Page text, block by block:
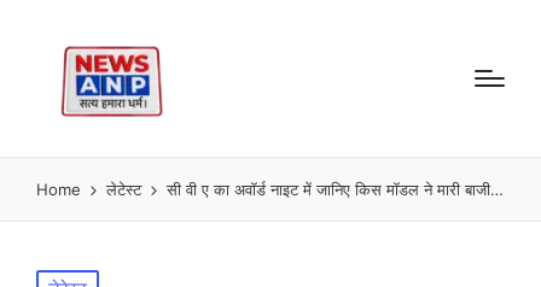
Home लेटेस्ट सी वी ए का अवॉर्ड नाइट में जानिए किस मॉडल ने मारी बाजी…
Posted